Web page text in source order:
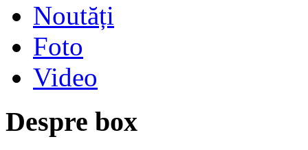
Noutăți
Foto
Video
Despre box